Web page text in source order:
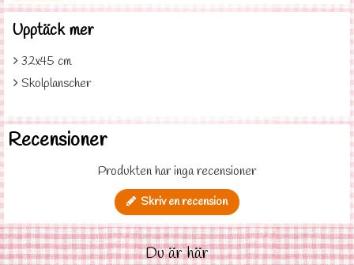
Upptäck mer
32x45 cm
Skolplanscher
Recensioner
Produkten har inga recensioner
Skriv en recension
Du är här